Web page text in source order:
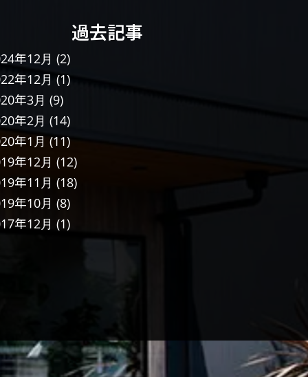
過去記事
年12月 (2)
年12月 (1)
年3月 (9)
年2月 (14)
年1月 (11)
年12月 (12)
年11月 (18)
年10月 (8)
年12月 (1)